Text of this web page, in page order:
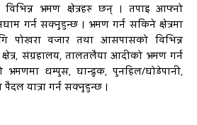
भ्रमण क्षेत्रहरु छन् । तपाइ आफ्नो
गर्न सक्नुहुन्छ । भ्रमण गर्न सकिने क्षेत्रमा
पोखरा वजार तथा आसपासको विभिन्न
संग्रहालय, तालतलैया आदीको भ्रमण गर्न
धम्पुस, घान्द्रुक, पुनहिल/घोडेपानी,
यात्रा गर्न सक्नुहुन्छ ।